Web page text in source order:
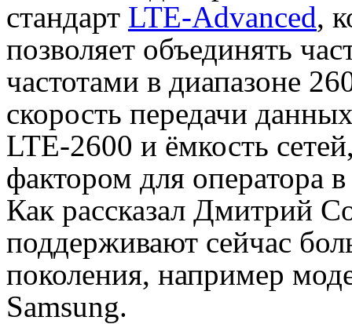
стандарт LTE-Advanced,
позволяет объединять
частотами в диапазоне
скорость передачи
LTE-2600 и ёмкость
фактором для оператора
Как рассказал Дмитрий
поддерживают сейчас
поколения, например
Samsung.